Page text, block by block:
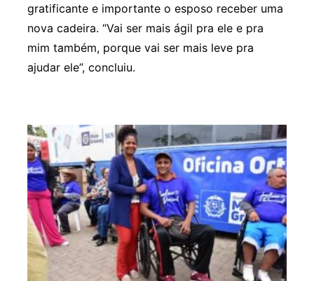
gratificante e importante o esposo receber uma
nova cadeira. “Vai ser mais ágil pra ele e pra
mim também, porque vai ser mais leve pra
ajudar ele”, concluiu.